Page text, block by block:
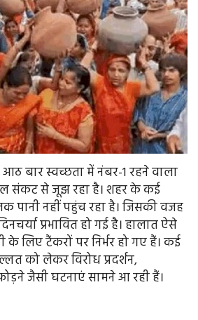
बार स्वच्छता में नंबर-1 रहने वाला
संकट से जूझ रहा है। शहर के कई
पानी नहीं पहुंच रहा है। जिसकी वजह
प्रभावित हो गई है। हालात ऐसे
लिए टैंकरों पर निर्भर हो गए हैं। कई
को लेकर विरोध प्रदर्शन,
जैसी घटनाएं सामने आ रही हैं।